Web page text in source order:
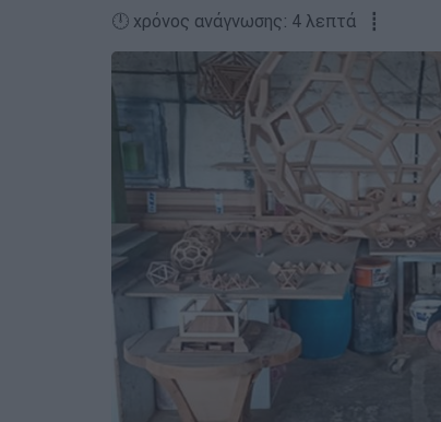
🕛 χρόνος ανάγνωσης: 4 λεπτά ┋